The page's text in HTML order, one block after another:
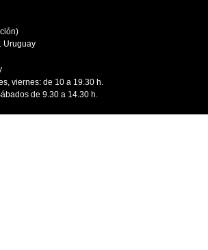
Uruguay
viernes: de 10 a 19.30 h.
de 9.30 a 14.30 h.